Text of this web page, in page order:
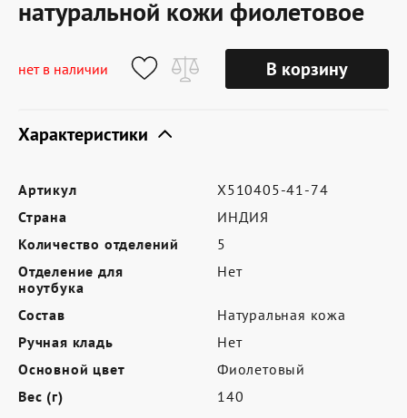
О компании
Оферта
Сертификат Dr.Koffer
Где купить
Партнерам
Контакты
Программа лояльности
натуральной кожи фиолетовое
нет в наличии В корзину
Характеристики
Артикул
X510405-41-74
Страна
ИНДИЯ
Количество отделений
5
Отделение для
ноутбука
Нет
Состав
Натуральная кожа
Ручная кладь
Нет
Основной цвет
Фиолетовый
Вес (г)
140